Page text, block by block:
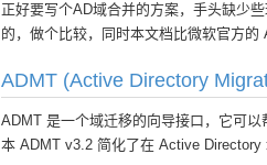
正好要写个AD域合并的方案，手头缺少
的，做个比较，同时本文档比微软官方的
ADMT (Active Directory
ADMT 是一个域迁移的向导接口，它可
本 ADMT v3.2 简化了在 Active Directory